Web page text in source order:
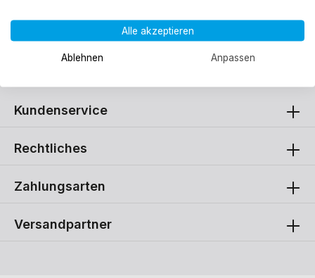
Zahlungsarten
Versandpartner
Kundenservice
Rechtliches
Alle akzeptieren
Ablehnen Anpassen